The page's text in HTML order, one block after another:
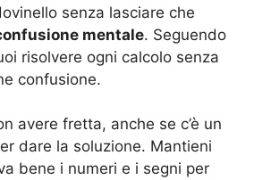
senza lasciare che
mentale. Seguendo
risolvere ogni calcolo senza
confusione.
avere fretta, anche se c’è un
dare la soluzione. Mantieni
bene i numeri e i segni per